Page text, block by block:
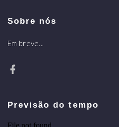
Sobre nós
Em breve...
Previsão do tempo